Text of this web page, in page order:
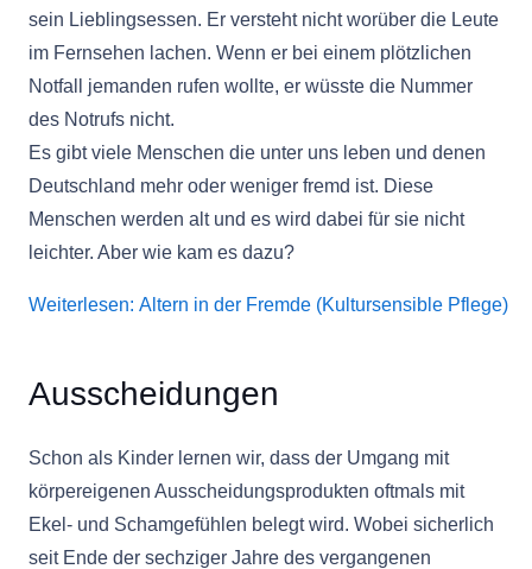
sein Lieblingsessen. Er versteht nicht worüber die Leute
im Fernsehen lachen. Wenn er bei einem plötzlichen
Notfall jemanden rufen wollte, er wüsste die Nummer
des Notrufs nicht.
Es gibt viele Menschen die unter uns leben und denen
Deutschland mehr oder weniger fremd ist. Diese
Menschen werden alt und es wird dabei für sie nicht
leichter. Aber wie kam es dazu?
Weiterlesen: Altern in der Fremde (Kultursensible Pflege)
Ausscheidungen
Schon als Kinder lernen wir, dass der Umgang mit
körpereigenen Ausscheidungsprodukten oftmals mit
Ekel- und Schamgefühlen belegt wird. Wobei sicherlich
seit Ende der sechziger Jahre des vergangenen